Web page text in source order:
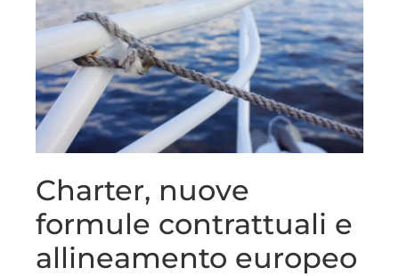
Charter, nuove
formule contrattuali e
allineamento europeo